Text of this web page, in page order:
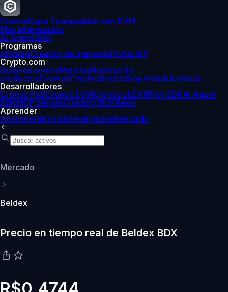
CronosCapa 1 compatible con EVM
Más información
AI Agent SDK
Programas
AfiliadoCreador de mercadoPortal VIP
Crypto.com
Quiénes somosNoticiasNoticias de
productosEventosEmpleoSociosSeguridadLicencias
Desarrolladores
Cronos PoSCronos EVMCronos zkEVMPay SDKAI Agent
SDKMCP ServersTrading Skill Repo
Aprender
AprenderBitcoinInvestigaciónMercado
Mercado
Beldex
Precio en tiempo real de Beldex BDX